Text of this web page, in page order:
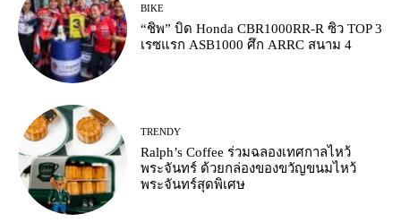
BIKE
“ชิพ” บิด Honda CBR1000RR-R ซิว TOP 3
เรซแรก ASB1000 ศึก ARRC สนาม 4
TRENDY
Ralph’s Coffee ร่วมฉลองเทศกาลไหว้
พระจันทร์ ด้วยกล่องของขวัญขนมไหว้
พระจันทร์สุดพิเศษ